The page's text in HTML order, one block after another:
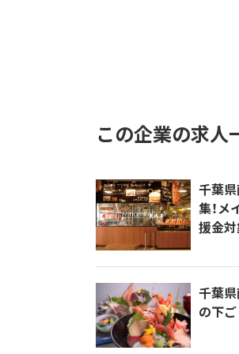
この企業の求人
千葉県
集！
援金対
千葉県
の下